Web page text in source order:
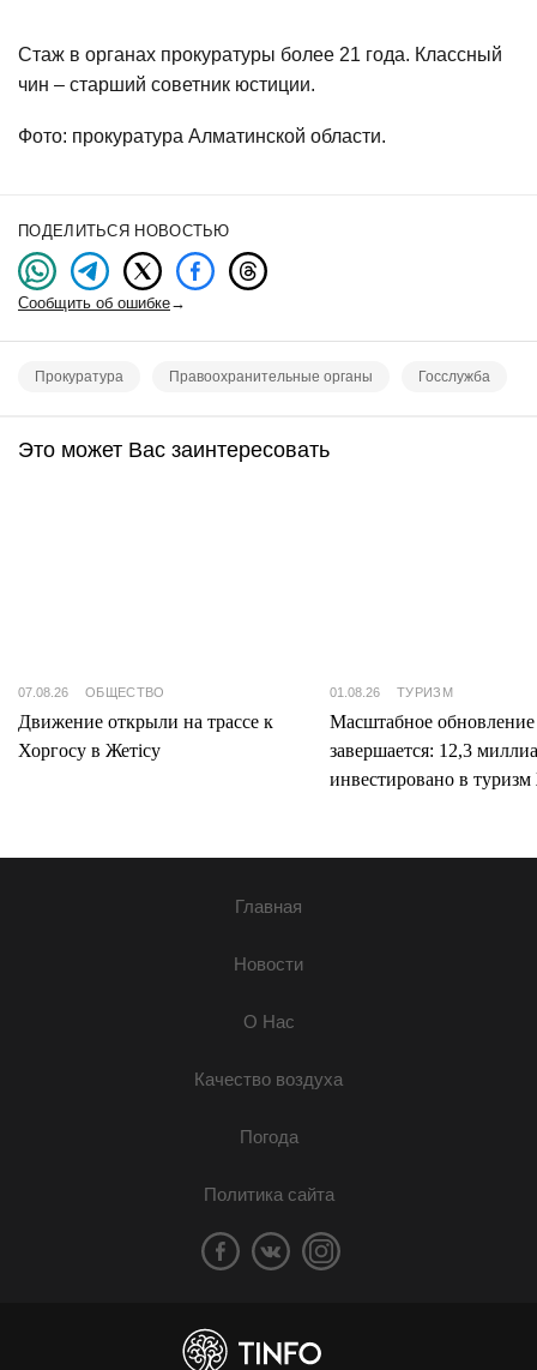
Стаж в органах прокуратуры более 21 года. Классный
чин – старший советник юстиции.
Фото: прокуратура Алматинской области.
ПОДЕЛИТЬСЯ НОВОСТЬЮ
Сообщить об ошибке→
Прокуратура Правоохранительные органы Госслужба
Это может Вас заинтересовать
07.08.26 ОБЩЕСТВО
Движение открыли на трассе к
Хоргосу в Жетісу
01.08.26 ТУРИЗМ
Масштабное
завершается: 12,3
инвестировано в туризм
Главная
Новости
О Нас
Качество воздуха
Погода
Политика сайта